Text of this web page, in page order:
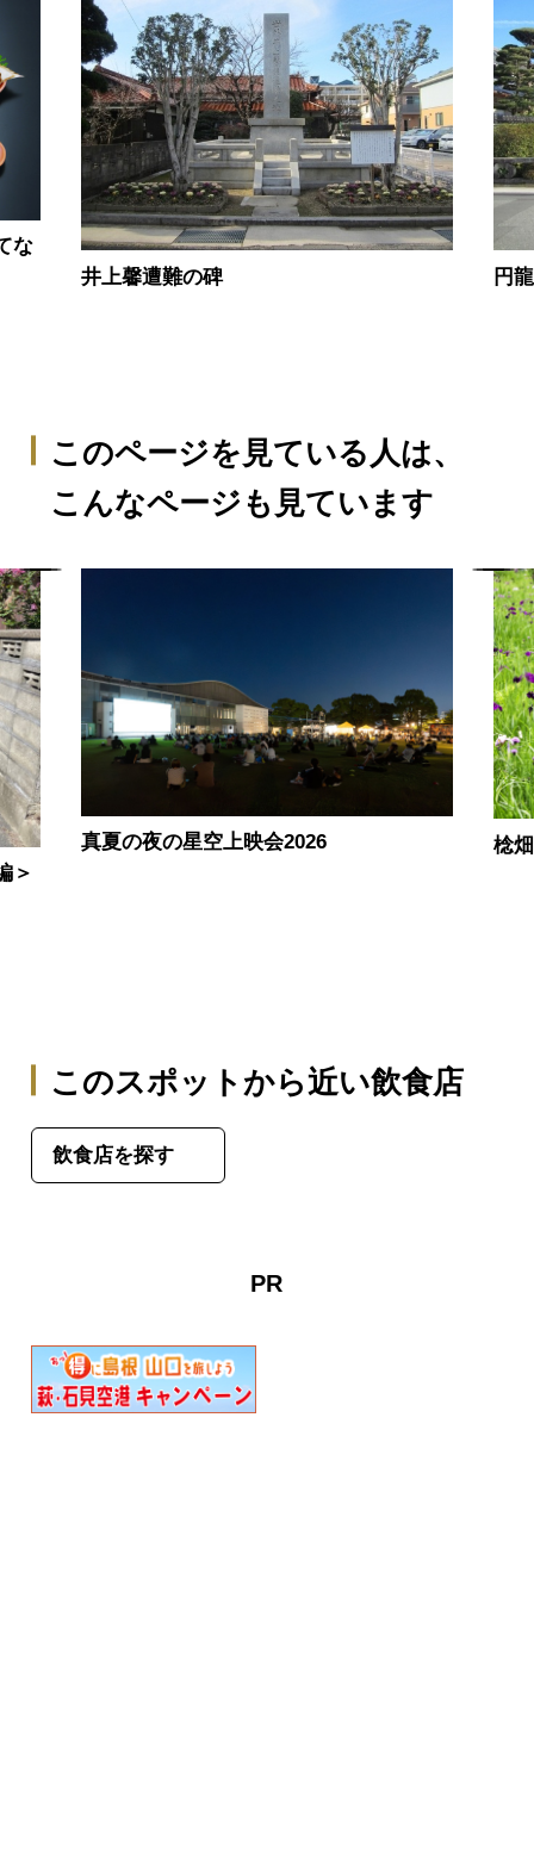
な
井上馨遭難の碑
円
このページを見ている人は、
こんなページも見ています
＞
真夏の夜の星空上映会2026 棯
このスポットから近い飲食店
飲食店を探す
PR